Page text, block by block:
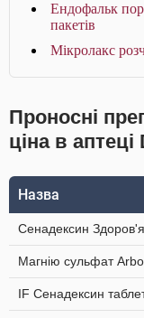
Ендофальк
пакетів
Мікролакс
Проносні
ціна в аптеці
Назва
Сенадексин
Магнію сульфат
IF Сенадексин